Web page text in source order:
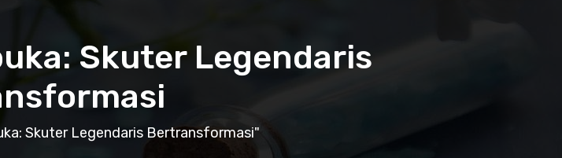
Skuter Legendaris
Skuter Legendaris Bertransformasi"